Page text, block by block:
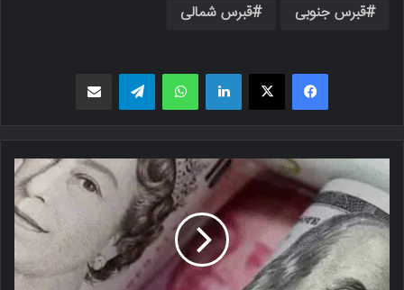
قبرس جنوبی
قبرس شمالی
فیسبوک X لینکدین واتس اپ